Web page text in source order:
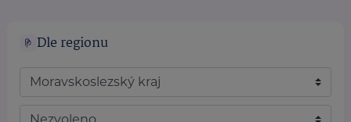
Dle regionu